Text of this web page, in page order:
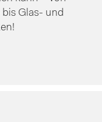
Glas- und